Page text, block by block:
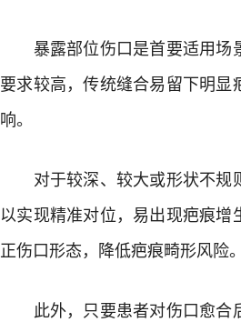
暴露部位伤口是首要适用场
要求较高，传统缝合易留下明
响。
对于较深、较大或形状不规
以实现精准对位，易出现疤痕
正伤口形态，降低疤痕畸形风险。
此外，只要患者对伤口愈合